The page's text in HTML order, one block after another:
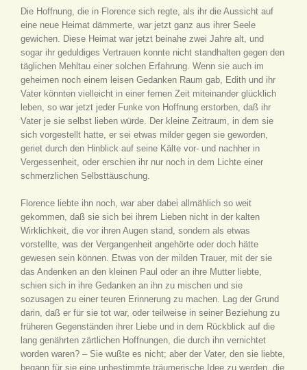
Die Hoffnung, die in Florence sich regte, als ihr die Aussicht auf
eine neue Heimat dämmerte, war jetzt ganz aus ihrer Seele
gewichen. Diese Heimat war jetzt beinahe zwei Jahre alt, und
sogar ihr geduldiges Vertrauen konnte nicht standhalten gegen den
täglichen Mehltau einer solchen Erfahrung. Wenn sie auch im
geheimen noch einem leisen Gedanken Raum gab, Edith und ihr
Vater könnten vielleicht in einer fernen Zeit miteinander glücklich
leben, so war jetzt jeder Funke von Hoffnung erstorben, daß ihr
Vater je sie selbst lieben würde. Der kleine Zeitraum, in dem sie
sich vorgestellt hatte, er sei etwas milder gegen sie geworden,
geriet durch den Hinblick auf seine Kälte vor- und nachher in
Vergessenheit, oder erschien ihr nur noch in dem Lichte einer
schmerzlichen Selbsttäuschung.
Florence liebte ihn noch, war aber dabei allmählich so weit
gekommen, daß sie sich bei ihrem Lieben nicht in der kalten
Wirklichkeit, die vor ihren Augen stand, sondern als etwas
vorstellte, was der Vergangenheit angehörte oder doch hätte
gewesen sein können. Etwas von der milden Trauer, mit der sie
das Andenken an den kleinen Paul oder an ihre Mutter liebte,
schien sich in ihre Gedanken an ihn zu mischen und sie
sozusagen zu einer teuren Erinnerung zu machen. Lag der Grund
darin, daß er für sie tot war, oder teilweise in seiner Beziehung zu
früheren Gegenständen ihrer Liebe und in dem Rückblick auf die
lang genährten zärtlichen Hoffnungen, die durch ihn vernichtet
worden waren? – Sie wußte es nicht; aber der Vater, den sie liebte,
begann für sie eine unbestimmte träumerische Idee zu werden, die